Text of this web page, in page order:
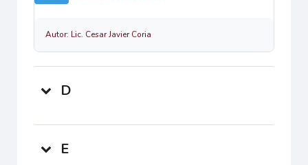
Autor: Lic. Cesar Javier Coria
D
E